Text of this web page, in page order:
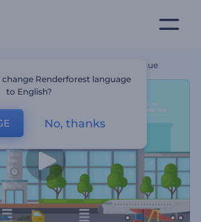
Du Service De Guide Touristique
Renderforest language
to English?
No, thanks